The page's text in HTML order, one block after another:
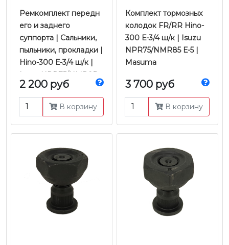
Ремкомплект передн
его и заднего
суппорта | Сальники,
пыльники, прокладки |
Hino-300 Е-3/4 ш/к |
Isuzu NPR75/NMR85
Е-5 | Krenz
2 200 руб
В корзину
Комплект тормозных
колодок FR/RR Hino-
300 Е-3/4 ш/к | Isuzu
NPR75/NMR85 Е-5 |
Masuma
3 700 руб
В корзину